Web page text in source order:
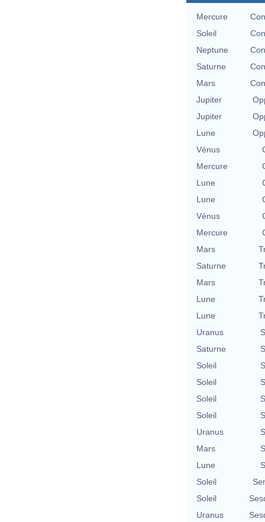
Mercure
Soleil
Neptune
Saturne
Mars
Jupiter
Jupiter
Lune
Vénus
Mercure
Lune
Lune
Vénus
Mercure
Mars
Saturne
Mars
Lune
Lune
Uranus
Saturne
Soleil
Soleil
Soleil
Soleil
Uranus
Mars
Lune
Soleil
Soleil
Uranus